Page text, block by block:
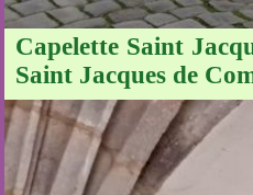
Capelette Saint
Saint Jacques de